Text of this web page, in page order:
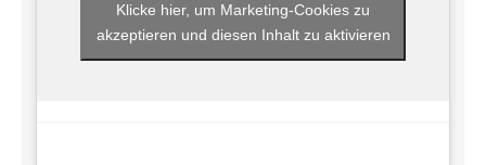
Klicke hier, um Marketing-Cookies zu
akzeptieren und diesen Inhalt zu aktivieren